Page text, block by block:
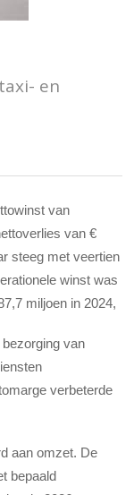
en
van
van €
steeg met veertien
winst was
miljoen in 2024,
van
verbeterde
aan omzet. De
bepaald